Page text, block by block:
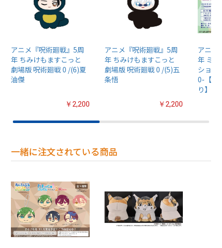
アニメ『呪術廻戦』5周
年 ちみけもますこっと
劇場版 呪術廻戦 0 /(6)夏
油傑
￥2,200
アニメ『呪術廻戦』5周
年 ちみけもますこっと
劇場版 呪術廻戦 0 /(5)五
条悟
￥2,200
アニメ
年 ミ
ション
0-【
り】
一緒に注文されている商品